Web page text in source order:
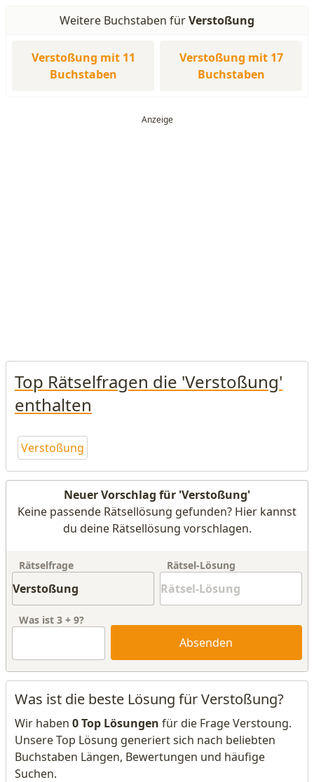
Weitere Buchstaben fürVerstoßung
Verstoßung mit 11
Buchstaben
Verstoßung mit 17
Buchstaben
Top Rätselfragen die 'Verstoßung'
enthalten
Verstoßung
Neuer Vorschlag für 'Verstoßung'
Keine passende Rätsellösung gefunden? Hier kannst
du deine Rätsellösung vorschlagen.
Rätselfrage Rätsel-Lösung
Was ist 3 + 9?
Absenden
Was ist die beste Lösung für Verstoßung?
Wir haben 0 Top Lösungen für die Frage Verstoung.
Unsere Top Lösung generiert sich nach beliebten
Buchstaben Längen, Bewertungen und häufige
Suchen.